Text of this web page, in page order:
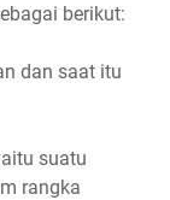
berikut:
dan saat itu
suatu
rangka